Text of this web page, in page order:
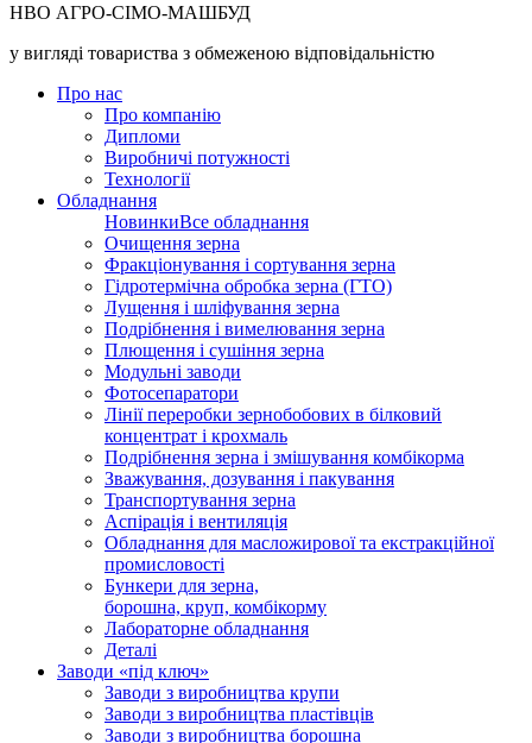
НВО АГРО-СІМО-МАШБУД
у вигляді товариства з обмеженою відповідальністю
Про нас
Про компанію
Дипломи
Виробничі потужності
Технології
Обладнання
НовинкиВсе обладнання
Очищення зерна
Фракціонування і сортування зерна
Гідротермічна обробка зерна (ГТО)
Лущення і шліфування зерна
Подрібнення і вимелювання зерна
Плющення і сушіння зерна
Модульні заводи
Фотосепаратори
Лінії переробки зернобобових в білковий
концентрат і крохмаль
Подрібнення зерна і змішування комбікорма
Зважування, дозування і пакування
Транспортування зерна
Аспірація і вентиляція
Обладнання для масложирової та екстракційної
промисловості
Бункери для зерна,
борошна, круп, комбікорму
Лабораторне обладнання
Деталі
Заводи «під ключ»
Заводи з виробництва крупи
Заводи з виробництва пластівців
Заводи з виробництва борошна